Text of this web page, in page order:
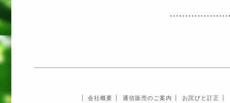
会社概要 通信販売のご案内 お詫びと訂正